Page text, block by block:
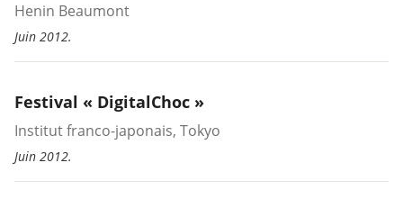
Henin Beaumont
Juin 2012.
Festival « DigitalChoc »
Institut franco-japonais, Tokyo
Juin 2012.